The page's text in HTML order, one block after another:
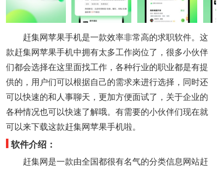
赶集网苹果手机是一款效率非常高的求职软件。这
款赶集网苹果手机中拥有太多工作岗位了，很多小伙伴
们都会选择在这里面找工作，各种行业的职业都是有提
供的，用户们可以根据自己的需求来进行选择，同时还
可以快速的和人事聊天，更加方便面试了，关于企业的
各种情况也可以快速了解哦。有需要的小伙伴们现在就
可以来下载这款赶集网苹果手机啦。
软件介绍：
赶集网是一款由全国都很有名气的分类信息网站赶